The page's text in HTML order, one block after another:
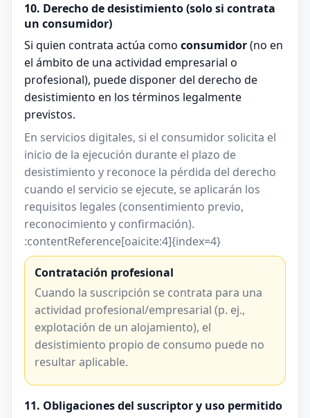
10. Derecho de desistimiento (solo si contrata
un consumidor)
Si quien contrata actúa como consumidor(no en
el ámbito de una actividad empresarial o
profesional), puede disponer del derecho de
desistimiento en los términos legalmente
previstos.
En servicios digitales, si el consumidor solicita el
inicio de la ejecución durante el plazo de
desistimiento y reconoce la pérdida del derecho
cuando el servicio se ejecute, se aplicarán los
requisitos legales (consentimiento previo,
reconocimiento y confirmación).
:contentReference[oaicite:4]{index=4}
Contratación profesional
Cuando la suscripción se contrata para una
actividad profesional/empresarial (p. ej.,
explotación de un alojamiento), el
desistimiento propio de consumo puede no
resultar aplicable.
11. Obligaciones del suscriptor y uso permitido